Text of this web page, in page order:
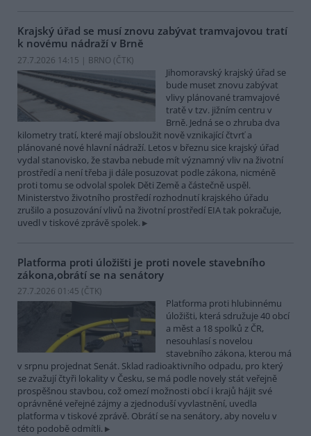
Krajský úřad se musí znovu zabývat tramvajovou tratí
k novému nádraží v Brně
27.7.2026 14:15 | BRNO (ČTK)
Jihomoravský krajský úřad se
bude muset znovu zabývat
vlivy plánované tramvajové
tratě v tzv. jižním centru v
Brně. Jedná se o zhruba dva
kilometry tratí, které mají obsloužit nově vznikající čtvrť a
plánované nové hlavní nádraží. Letos v březnu sice krajský úřad
vydal stanovisko, že stavba nebude mít významný vliv na životní
prostředí a není třeba ji dále posuzovat podle zákona, nicméně
proti tomu se odvolal spolek Děti Země a částečně uspěl.
Ministerstvo životního prostředí rozhodnutí krajského úřadu
zrušilo a posuzování vlivů na životní prostředí EIA tak pokračuje,
uvedl v tiskové zprávě spolek.
Platforma proti úložišti je proti novele stavebního
zákona,obrátí se na senátory
27.7.2026 01:45 (ČTK)
Platforma proti hlubinnému
úložišti, která sdružuje 40 obcí
a měst a 18 spolků z ČR,
nesouhlasí s novelou
stavebního zákona, kterou má
v srpnu projednat Senát. Sklad radioaktivního odpadu, pro který
se zvažují čtyři lokality v Česku, se má podle novely stát veřejně
prospěšnou stavbou, což omezí možnosti obcí i krajů hájit své
oprávněné veřejné zájmy a zjednoduší vyvlastnění, uvedla
platforma v tiskové zprávě. Obrátí se na senátory, aby novelu v
této podobě odmítli.